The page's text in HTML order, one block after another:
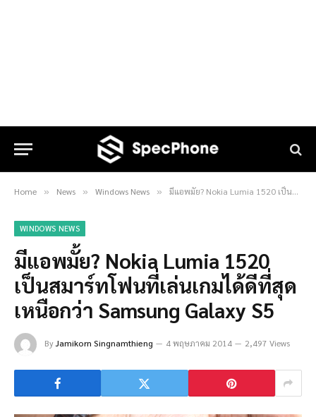
Home » News » Windows News » มีแอพมั้ย? Nokia Lumia 1520 เป็นสมาร์ทโฟนที่เล่นเกมได้ดีที่สุด เหนือกว่า Samsung Galaxy S5
WINDOWS NEWS
มีแอพมั้ย? Nokia Lumia 1520
เป็นสมาร์ทโฟนที่เล่นเกมได้ดีที่สุด
เหนือกว่า Samsung Galaxy S5
ByJamikorn Singnamthieng 4 พฤษภาคม 2014 2,497 Views